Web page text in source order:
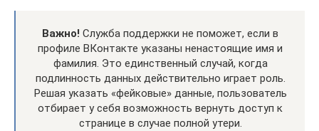
Важно! Служба поддержки не поможет, если в
профиле ВКонтакте указаны ненастоящие имя и
фамилия. Это единственный случай, когда
подлинность данных действительно играет роль.
Решая указать «фейковые» данные, пользователь
отбирает у себя возможность вернуть доступ к
странице в случае полной утери.